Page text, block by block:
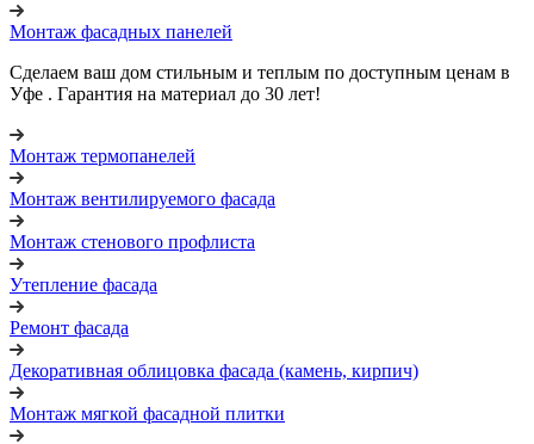
Монтаж фасадных панелей
Сделаем ваш дом стильным и теплым по доступным ценам в
Уфе . Гарантия на материал до 30 лет!
Монтаж термопанелей
Монтаж вентилируемого фасада
Монтаж стенового профлиста
Утепление фасада
Ремонт фасада
Декоративная облицовка фасада (камень, кирпич)
Монтаж мягкой фасадной плитки